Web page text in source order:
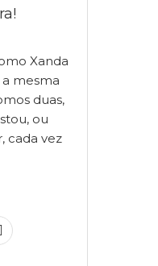
Xanda
mesma
duas,
ou
cada vez